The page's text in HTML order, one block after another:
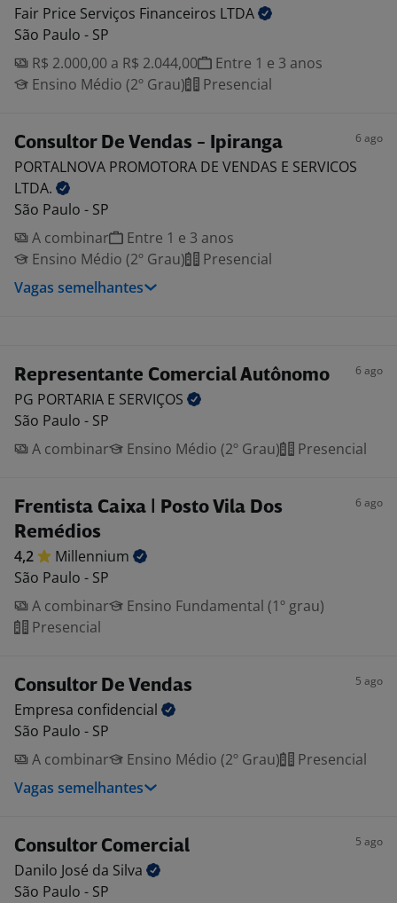
Fair Price Serviços Financeiros LTDA
São Paulo - SP
R$ 2.000,00 a R$ 2.044,00
Entre 1 e 3 anos
Ensino Médio (2º Grau)
Presencial
Consultor De Vendas - Ipiranga 6 ago
PORTALNOVA PROMOTORA DE VENDAS E SERVICOS
LTDA.
São Paulo - SP
A combinar
Entre 1 e 3 anos
Ensino Médio (2º Grau)
Presencial
Vagas semelhantes
Representante Comercial Autônomo 6 ago
PG PORTARIA E SERVIÇOS
São Paulo - SP
A combinar
Ensino Médio (2º Grau) Presencial
Frentista Caixa | Posto Vila Dos
Remédios
6 ago
4,2
Millennium
São Paulo - SP
A combinar
Ensino Fundamental (1º grau)
Presencial
Consultor De Vendas 5 ago
Empresa confidencial
São Paulo - SP
A combinar
Ensino Médio (2º Grau)
Presencial
Vagas semelhantes
Consultor Comercial 5 ago
Danilo José da Silva
São Paulo - SP